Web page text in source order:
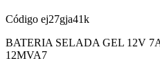
Código ej27gja41k
BATERIA SELADA GEL 12V
12MVA7